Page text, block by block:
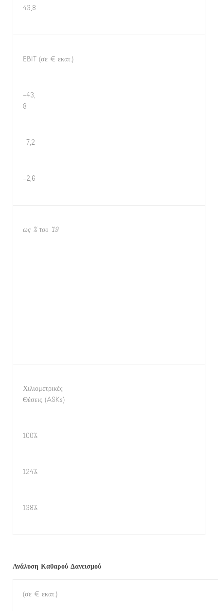
43,8
EBIT (σε € εκατ.)
-43,
8
-7,2
-2,6
ως % του ‘19
Χιλιομετρικές
Θέσεις (ASKs)
100%
124%
138%
Ανάλυση Καθαρού Δανεισμού
(σε € εκατ.)